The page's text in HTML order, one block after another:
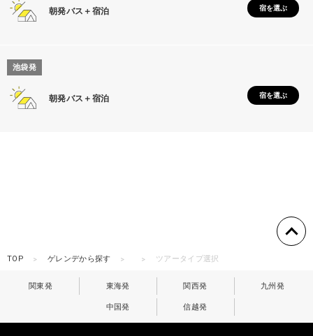
朝発バス＋宿泊 宿を選ぶ
池袋発
朝発バス＋宿泊 宿を選ぶ
TOP ゲレンデから探す ツアータイプ選択
関東発 東海発 関西発 九州発
中国発 信越発